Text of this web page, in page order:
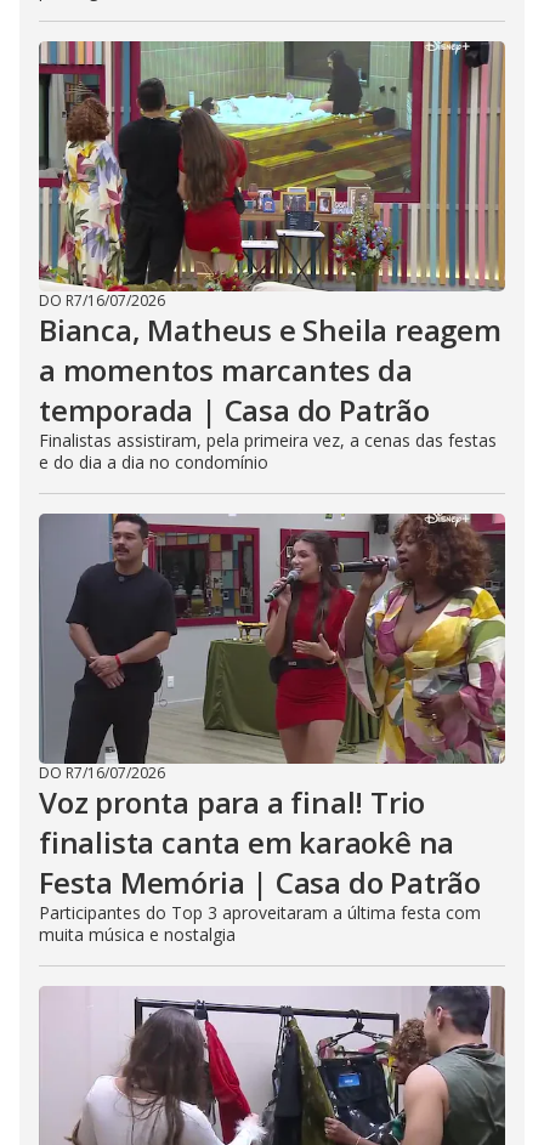
DO R7/16/07/2026
Bianca, Matheus e Sheila reagem
a momentos marcantes da
temporada | Casa do Patrão
Finalistas assistiram, pela primeira vez, a cenas das festas
e do dia a dia no condomínio
DO R7/16/07/2026
Voz pronta para a final! Trio
finalista canta em karaokê na
Festa Memória | Casa do Patrão
Participantes do Top 3 aproveitaram a última festa com
muita música e nostalgia